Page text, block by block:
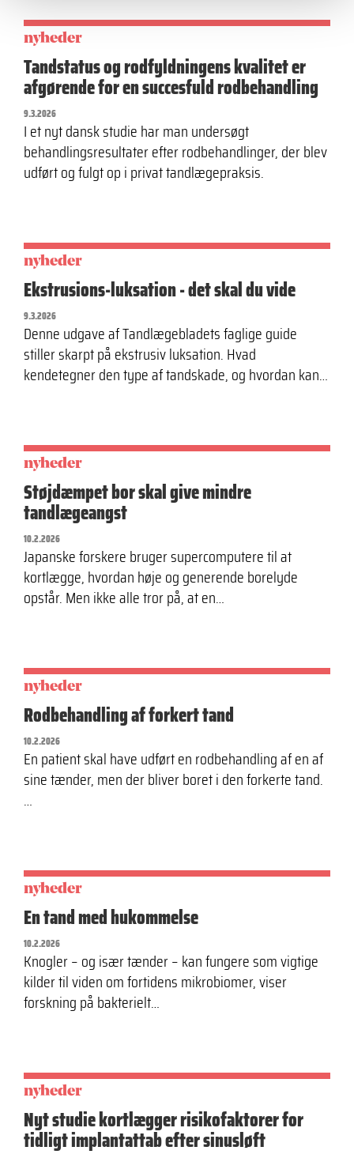
nyheder
Tandstatus og rodfyldningens kvalitet er
afgørende for en succesfuld rodbehandling
9.3.2026
I et nyt dansk studie har man undersøgt
behandlingsresultater efter rodbehandlinger, der blev
udført og fulgt op i privat tandlægepraksis.
nyheder
Ekstrusions-luksation ­- det skal du vide
9.3.2026
Denne udgave af Tandlægebladets faglige guide
stiller skarpt på ekstrusiv luksation. Hvad
kendetegner den type af tandskade, og hvordan kan…
nyheder
Støjdæmpet bor skal give mindre
tandlægeangst
10.2.2026
Japanske forskere bruger supercomputere til at
kortlægge, hvordan høje og generende borelyde
opstår. Men ikke alle tror på, at en…
nyheder
Rodbehandling af forkert tand
10.2.2026
En patient skal have udført en rodbehandling af en af
sine tænder, men der bliver boret i den forkerte tand.
…
nyheder
En tand med hukommelse
10.2.2026
Knogler – og især tænder – kan fungere som vigtige
kilder til viden om fortidens mikrobiomer, viser
forskning på bakterielt…
nyheder
Nyt studie kortlægger risikofaktorer for
tidligt implantattab efter sinusløft